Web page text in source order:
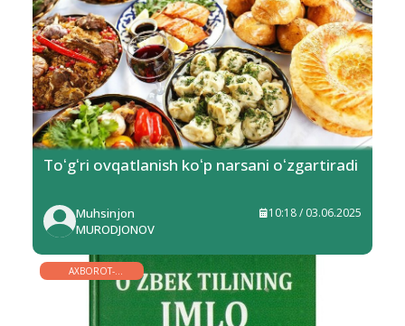
Toʻgʻri ovqatlanish koʻp narsani oʻzgartiradi
Muhsinjon
MURODJONOV
10:18 / 03.06.2025
AXBOROT-
KOMMUNIKATSIYA
TEXNOLOGIYALARI